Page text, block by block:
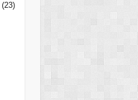
(23)